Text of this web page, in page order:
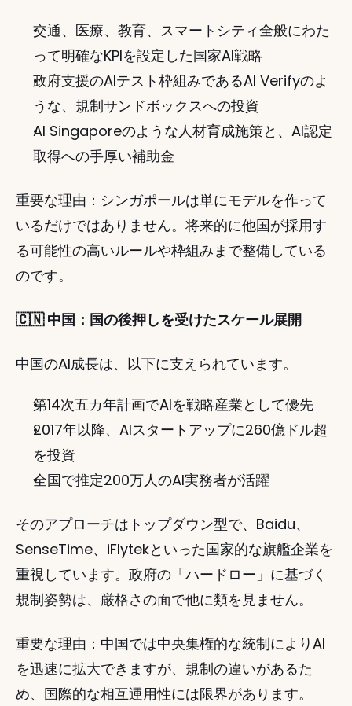
交通、医療、教育、スマートシティ全般にわた
って明確なKPIを設定した国家AI戦略
政府支援のAIテスト枠組みであるAI Verifyのよ
うな、規制サンドボックスへの投資
AI Singaporeのような人材育成施策と、AI認定
取得への手厚い補助金
重要な理由：シンガポールは単にモデルを作って
いるだけではありません。将来的に他国が採用す
る可能性の高いルールや枠組みまで整備している
のです。
🇨🇳 中国：国の後押しを受けたスケール展開
中国のAI成長は、以下に支えられています。
第14次五カ年計画でAIを戦略産業として優先
2017年以降、AIスタートアップに260億ドル超
を投資
全国で推定200万人のAI実務者が活躍
そのアプローチはトップダウン型で、Baidu、
SenseTime、iFlytekといった国家的な旗艦企業を
重視しています。政府の「ハードロー」に基づく
規制姿勢は、厳格さの面で他に類を見ません。
重要な理由：中国では中央集権的な統制によりAI
を迅速に拡大できますが、規制の違いがあるた
め、国際的な相互運用性には限界があります。